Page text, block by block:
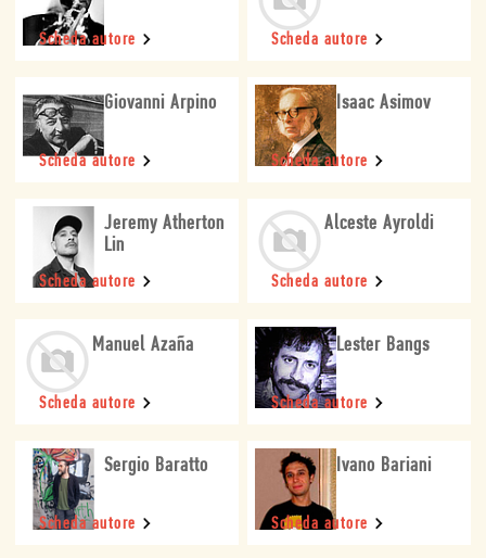
Scheda autore Scheda autore
Giovanni Arpino
Scheda autore
Isaac Asimov
Scheda autore
Jeremy Atherton
Lin
Scheda autore
Alceste Ayroldi
Scheda autore
Manuel Azaña
Scheda autore
Lester Bangs
Scheda autore
Sergio Baratto
Scheda autore
Ivano Bariani
Scheda autore